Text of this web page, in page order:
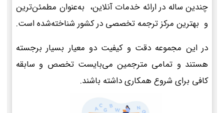
چندین ساله در ارائه خدمات آنلاین، به‌عنوان مطمئن‌ترین
و بهترین مرکز ترجمه تخصصی در کشور شناخته‌شده است.
در این مجموعه دقت و کیفیت دو معیار بسیار برجسته
هستند و تمامی مترجمین می‌بایست تخصص و سابقه
کافی برای شروع همکاری داشته باشند.